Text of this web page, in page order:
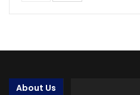
About Us